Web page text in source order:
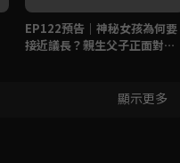
EP122預告｜神秘女孩為何要
接近議長？親生父子正面對決
顯示更多